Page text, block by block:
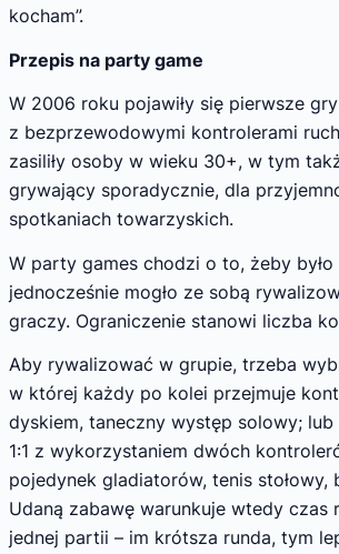
kocham”.
Przepis na party game
W 2006 roku pojawiły się pierwsze
z bezprzewodowymi kontrolerami
zasiliły osoby w wieku 30+, w tym
grywający sporadycznie, dla
spotkaniach towarzyskich.
W party games chodzi o to, żeby
jednocześnie mogło ze sobą
graczy. Ograniczenie stanowi liczba
Aby rywalizować w grupie, trzeba
w której każdy po kolei przejmuje
dyskiem, taneczny występ solowy;
1:1 z wykorzystaniem dwóch
pojedynek gladiatorów, tenis stołowy,
Udaną zabawę warunkuje wtedy czas
jednej partii – im krótsza runda, tym